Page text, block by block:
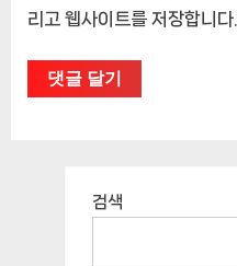
리고 웹사이트를 저장합니다.
검색